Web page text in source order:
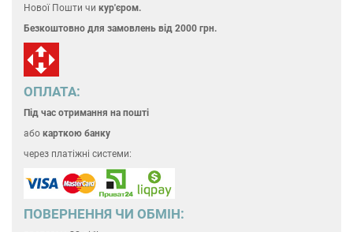
Нової Пошти чи кур'єром.
Безкоштовно для замовлень від 2000 грн.
ОПЛАТА:
Під час отримання на пошті
або карткою банку
через платіжні системи:
ПОВЕРНЕННЯ ЧИ ОБМІН: